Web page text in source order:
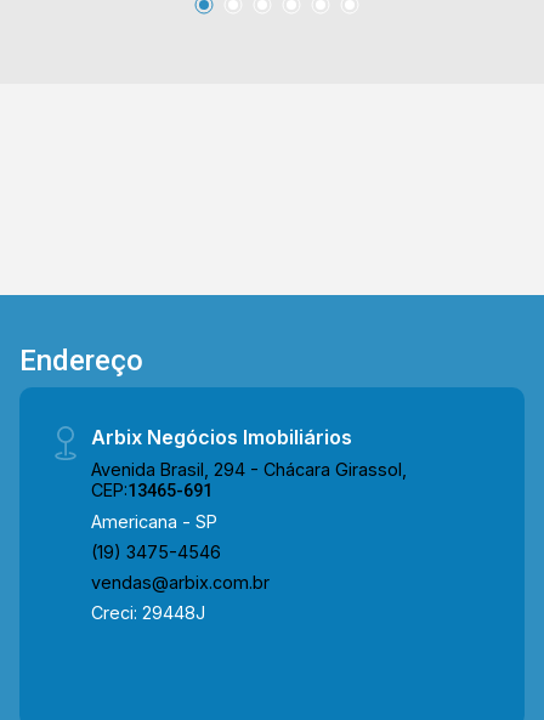
acesso a Av. João Luiz Mazer e a Av. da
Endereço
Arbix Negócios Imobiliários
Avenida Brasil, 294 - Chácara Girassol,
CEP:13465-691
Americana - SP
(19) 3475-4546
vendas@arbix.com.br
Creci: 29448J